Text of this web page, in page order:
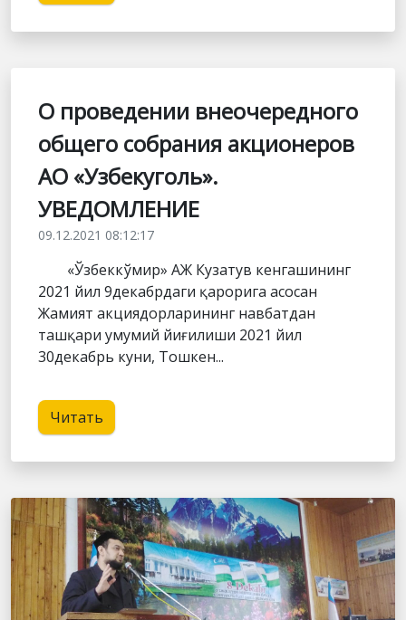
О проведении внеочередного
общего собрания акционеров
АО «Узбекуголь».
УВЕДОМЛЕНИЕ
09.12.2021 08:12:17
«Ўзбеккўмир» АЖ Кузатув кенгашининг
2021 йил 9декабрдаги қарорига асосан
Жамият акциядорларининг навбатдан
ташқари умумий йиғилиши 2021 йил
30декабрь куни, Тошкен...
Читать